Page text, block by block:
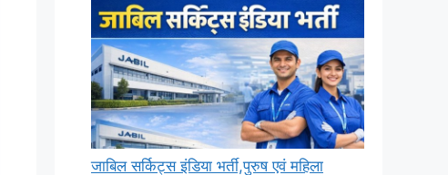
जाबिल सर्किट्स इंडिया भर्ती,पुरुष एवं महिला